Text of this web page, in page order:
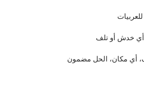
أي خدش أو تلف
أي مكان، الحل مضمون